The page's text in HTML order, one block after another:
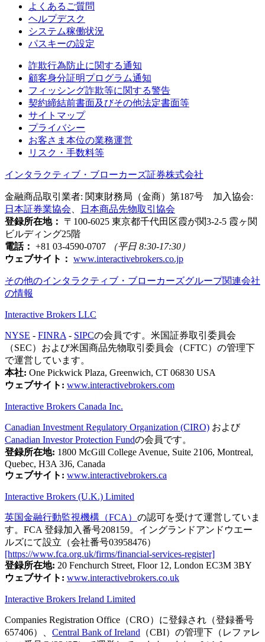
よくあるご質問
ヘルプデスク
システム稼働状況
パスキーの設定
詐欺行為防止に関する通知
顧客身分証明プログラム通知
フィッシング詐欺等に関する警告
契約締結前書面及びその他法定書面等
サイトマップ
プライバシー
お客さま本位の業務運営
リスク・手数料等
インタラクティブ・ブローカーズ証券株式会社
金融商品取引業者: 関東財務局（金商）第187号 加入協会:
日本証券業協会
日本商品先物取引協会
登録所在地：
〒100-6025 東京都千代田区霞が関3-2-5 霞ヶ関
ビルディング25階
電話： +81 03-4590-0707
（平日 8:30-17:30）
ウェブサイト： www.interactivebrokers.co.jp
その他のインタラクティブ・ブローカーズグループ関連会社
の情報
Interactive Brokers LLC
NYSE - FINRA - SIPCの会員です。米国証券取引委員会
（SEC）および米国商品先物取引委員会（CFTC）の管理下
で運営しています。
本社: One Pickwick Plaza, Greenwich, CT 06830 USA
ウェブサイト: www.interactivebrokers.com
Interactive Brokers Canada Inc.
Canadian Investment Regulatory Organization (CIRO) および
Canadian Investor Protection Fundの会員です。
登録所在地: 1800 McGill College Avenue, Suite 2106, Montreal,
Quebec, H3A 3J6, Canada
ウェブサイト: www.interactivebrokers.ca
Interactive Brokers (U.K.) Limited
英国金融行動監視機構（FCA） の認可を受けて運営していま
す。FCA 登録加入番号208159。イングランドアンドウエー
ルズにて設立（会社番号03958476）
[https://www.fca.org.uk/firms/financial-services-register]
登録所在地: 20 Fenchurch Street, Floor 12, London EC3M 3BY
ウェブサイト: www.interactivebrokers.co.uk
Interactive Brokers Ireland Limited
Companies Registration Office（CRO）に登録され（登録番号
657406）、 Central Bank of Ireland （CBI）の管理下（レファレ